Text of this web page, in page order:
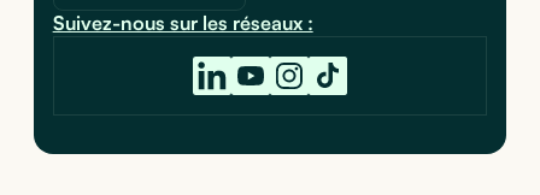
Suivez-nous sur les réseaux :